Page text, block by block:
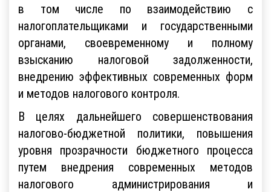
в том числе по взаимодействию с
налогоплательщиками и государственными
органами, своевременному и полному
взысканию налоговой задолженности,
внедрению эффективных современных форм
и методов налогового контроля.
В целях дальнейшего совершенствования
налогово-бюджетной политики, повышения
уровня прозрачности бюджетного процесса
путем внедрения современных методов
налогового администрирования и